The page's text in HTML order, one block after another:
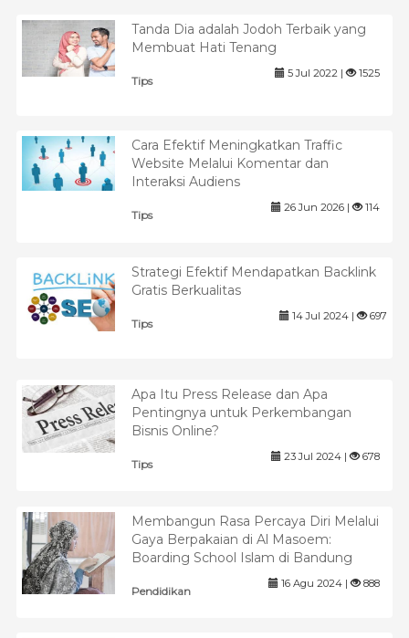
Tanda Dia adalah Jodoh Terbaik yang
Membuat Hati Tenang
Tips
5 Jul 2022 | 1525
Cara Efektif Meningkatkan Traffic
Website Melalui Komentar dan
Interaksi Audiens
Tips
26 Jun 2026 | 114
Strategi Efektif Mendapatkan Backlink
Gratis Berkualitas
Tips
14 Jul 2024 | 697
Apa Itu Press Release dan Apa
Pentingnya untuk Perkembangan
Bisnis Online?
Tips
23 Jul 2024 | 678
Membangun Rasa Percaya Diri Melalui
Gaya Berpakaian di Al Masoem:
Boarding School Islam di Bandung
Pendidikan
16 Agu 2024 | 888